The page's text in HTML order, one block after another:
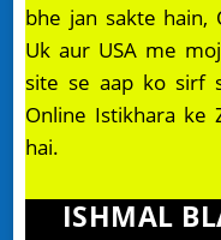
bhe jan sakte hain,
Uk aur USA me
site se aap ko sirf
Online Istikhara ke
hai.
ISHMAL